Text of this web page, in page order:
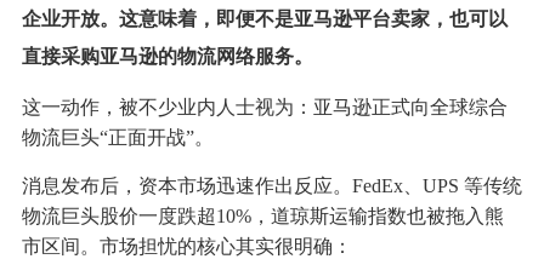
企业开放。这意味着，即便不是亚马逊平台卖家，也可以
直接采购亚马逊的物流网络服务。
这一动作，被不少业内人士视为：亚马逊正式向全球综合
物流巨头“正面开战”。
消息发布后，资本市场迅速作出反应。FedEx、UPS 等传统
物流巨头股价一度跌超10%，道琼斯运输指数也被拖入熊
市区间。市场担忧的核心其实很明确：